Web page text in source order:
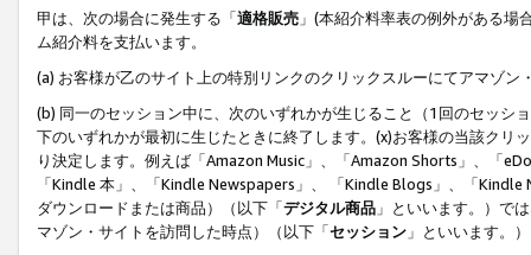
甲は、次の場合に発生する「適格販売 」(本紹介料率表の例外がある
ム紹介料を支払います。
(a) お客様が乙のサイト上の特別リンクのクリックスルーにてアマゾン
(b) 同一のセッション中に、次のいずれかが生じること（1回のセッシ
下のいずれかが最初に生じたときに終了します。(x)お客様の当該ク
り決定します。例えば「Amazon Music」、「Amazon Shorts」、「
「Kindle 本」、「Kindle Newspapers」、 「Kindle Blogs」、「
ダウンロードまたは商品）（以下「デジタル商品 」といいます。）で
マゾン・サイトを訪問した時点）（以下「セッション 」といいます。